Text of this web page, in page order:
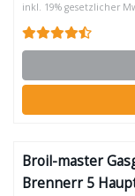
inkl. 19% gesetzlicher
Broil-master
Brennerr 5